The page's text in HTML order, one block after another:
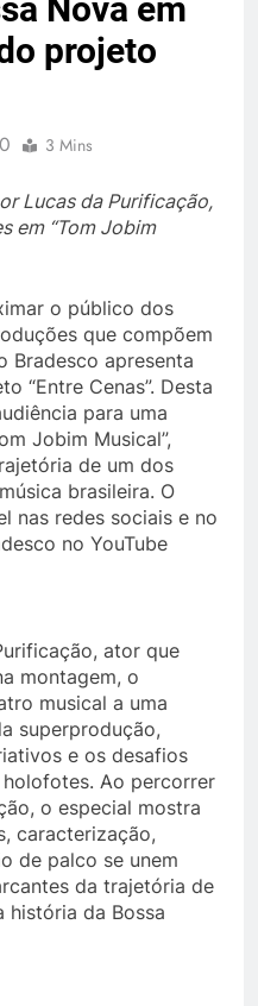
Nova em
projeto
0 3 Mins
Lucas da Purificação,
em “Tom Jobim
o público dos
que compõem
Bradesco apresenta
“Entre Cenas”. Desta
para uma
Jobim Musical”,
de um dos
brasileira. O
nas redes sociais e no
no YouTube
ator que
montagem, o
musical a uma
superprodução,
e os desafios
Ao percorrer
o especial mostra
caracterização,
de palco se unem
da trajetória de
história da Bossa